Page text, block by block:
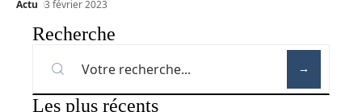
Actu 3 février 2023
Recherche
Les plus récents